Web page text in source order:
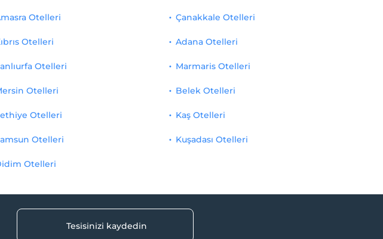
Otelleri
Otelleri
Çanakkale Otelleri
Adana Otelleri
Otelleri
Otelleri
Otelleri
Otelleri
Otelleri
Marmaris Otelleri
Belek Otelleri
Kaş Otelleri
Kuşadası Otelleri
Tesisinizi kaydedin